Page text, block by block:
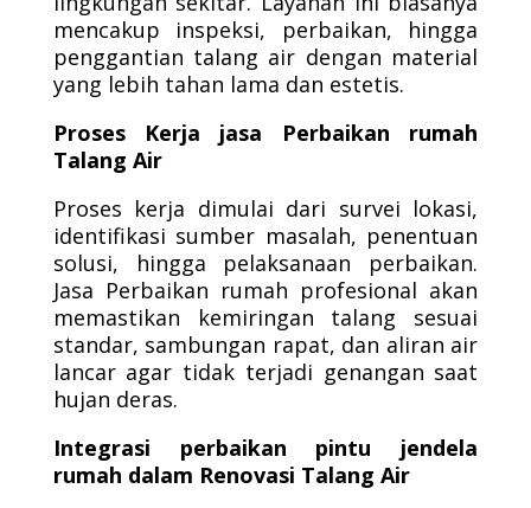
mencakup inspeksi, perbaikan, hingga
penggantian talang air dengan material
yang lebih tahan lama dan estetis.
Proses Kerja jasa Perbaikan rumah
Talang Air
Proses kerja dimulai dari survei lokasi,
identifikasi sumber masalah, penentuan
solusi, hingga pelaksanaan perbaikan.
Jasa Perbaikan rumah profesional akan
memastikan kemiringan talang sesuai
standar, sambungan rapat, dan aliran air
lancar agar tidak terjadi genangan saat
hujan deras.
Integrasi perbaikan pintu jendela
rumah dalam Renovasi Talang Air